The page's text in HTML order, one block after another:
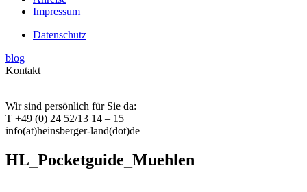
Impressum
Datenschutz
blog
Kontakt
Wir sind persönlich für Sie da:
T +49 (0) 24 52/13 14 – 15
info(at)heinsberger-land(dot)de
HL_Pocketguide_Muehlen